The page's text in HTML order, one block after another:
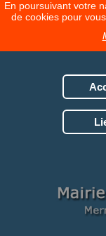
En poursuivant votre
de cookies pour